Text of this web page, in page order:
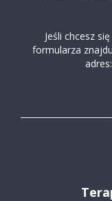
Jeśli chcesz
formularza
adres: